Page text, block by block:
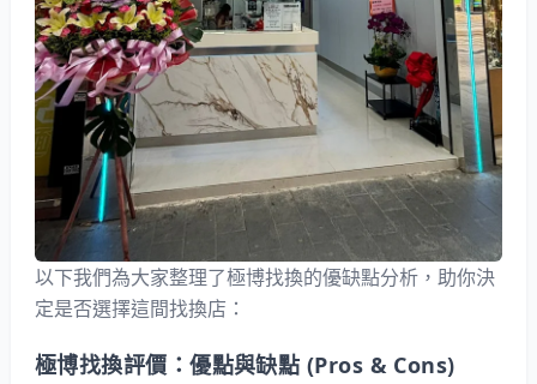
以下我們為大家整理了極博找換的優缺點分析，助你決
定是否選擇這間找換店：
極博找換評價：優點與缺點 (Pros & Cons)